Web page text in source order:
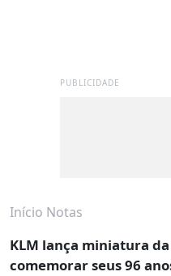
PUBLICIDADE
Início Notas
KLM lança miniatura
comemorar seus 96